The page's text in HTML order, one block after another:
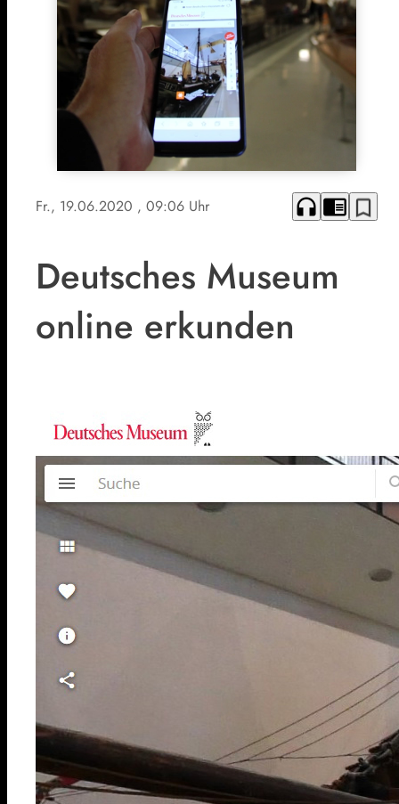
Fr., 19.06.2020 , 09:06 Uhr headphones chrome_reader_mode bookmark_border
Deutsches Museum
online erkunden